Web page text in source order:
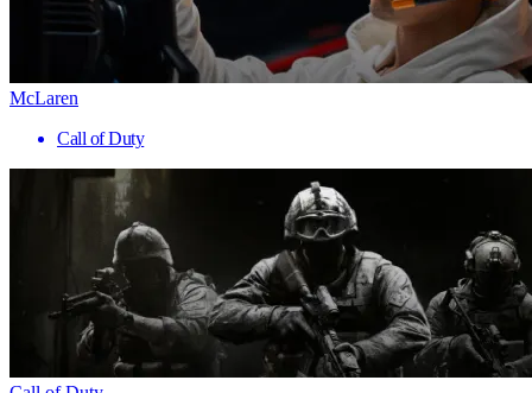
McLaren
Call of Duty